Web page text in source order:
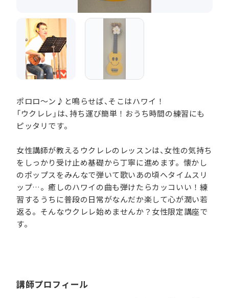
ポロロ～ン♪と鳴らせば、そこはハワイ！
「ウクレレ」は、持ち運び簡単！おうち時間の練習にも
ピッタリです。
女性講師が教えるウクレレのレッスンは、女性の気持ち
をしっかり受け止め基礎から丁寧に進めます。懐かし
のポップスをみんなで弾いて歌いあの頃へタイムスリ
ップ…。癒しのハワイの曲も弾けたらカッコいい！練
習するうちに普段の日常がなんだか楽して心が潤い若
返る。そんなウクレレ始めませんか？女性限定講座で
す。
講師プロフィール